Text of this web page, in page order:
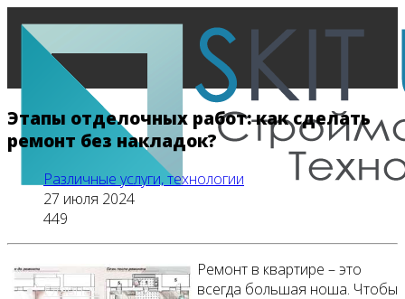
Главная
Этапы отделочных работ: как сделать
ремонт без накладок?
Различные услуги, технологии
27 июля 2024
449
Ремонт в квартире – это
всегда большая ноша. Чтобы